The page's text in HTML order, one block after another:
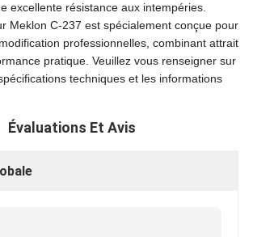
excellente résistance aux intempéries.
Meklon C-237 est spécialement conçue pour
professionnelles, combinant attrait
pratique. Veuillez vous renseigner sur
techniques et les informations
Évaluations Et Avis